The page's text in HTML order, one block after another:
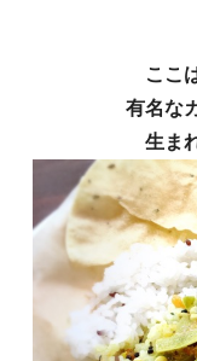
ここ
有名な
生ま